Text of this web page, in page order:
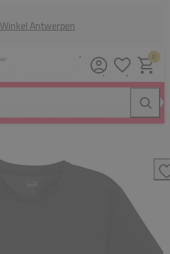
Winkel Antwerpen
0